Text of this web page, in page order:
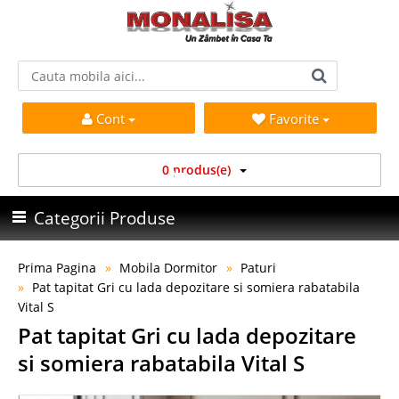
Cont Favorite
0 produs(e)
Categorii Produse
Prima Pagina Mobila Dormitor
Paturi
Pat tapitat Gri cu lada depozitare si somiera rabatabila
Vital S
Pat tapitat Gri cu lada depozitare
si somiera rabatabila Vital S